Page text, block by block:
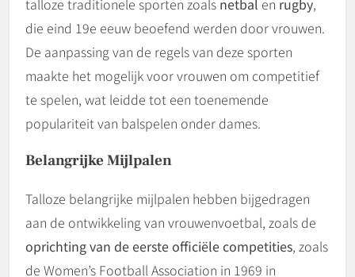
die eind 19e eeuw beoefend werden door vrouwen.
De aanpassing van de regels van deze sporten
maakte het mogelijk voor vrouwen om competitief
te spelen, wat leidde tot een toenemende
populariteit van balspelen onder dames.
Belangrijke Mijlpalen
Talloze belangrijke mijlpalen hebben bijgedragen
aan de ontwikkeling van vrouwenvoetbal, zoals de
oprichting van de eerste officiële competities, zoals
de Women’s Football Association in 1969 in